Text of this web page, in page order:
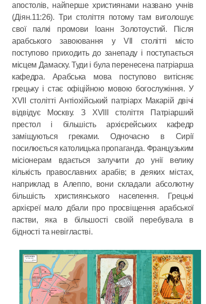
апостолів, найперше християнами названо учнів
(Діян.11:26). Три століття потому там виголошує
свої палкі промови Іоанн Золотоустий. Після
арабського завоювання у VІІ столітті місто
поступово приходить до занепаду і поступається
місцем Дамаску. Туди і була перенесена патріарша
кафедра. Арабська мова поступово витісняє
грецьку і стає офіційною мовою богослужіння. У
XVII столітті Антіохійський патріарх Макарій двічі
відвідує Москву. З XVIII століття Патріарший
престол і більшість архієрейських кафедр
заміщуються греками. Одночасно в Сирії
посилюється католицька пропаганда. Французьким
місіонерам вдається залучити до унії велику
кількість православних арабів; в деяких містах,
наприклад в Алеппо, вони складали абсолютну
більшість християнського населення. Грецькі
архієреї мало дбали про просвіщення арабської
пастви, яка в більшості своїй перебувала в
бідності та невігластві.